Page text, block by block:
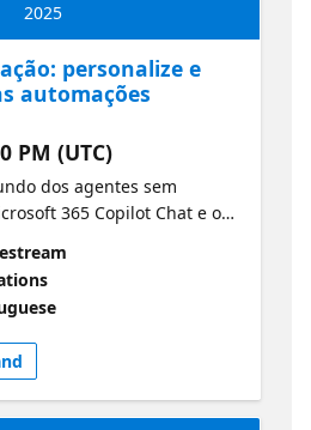
2025
personalize e
automações
PM (UTC)
dos agentes sem
365 Copilot Chat e o
roteiro de aprendizagem
corporativos a criar,
e implantar agentes
tarefas diárias e